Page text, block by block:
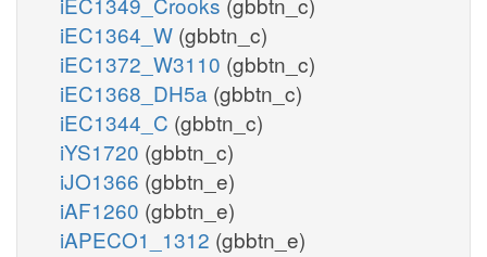
iEC1364_W (gbbtn_c)
iEC1372_W3110 (gbbtn_c)
iEC1368_DH5a (gbbtn_c)
iEC1344_C (gbbtn_c)
iYS1720 (gbbtn_c)
iJO1366 (gbbtn_e)
iAF1260 (gbbtn_e)
iAPECO1_1312 (gbbtn_e)